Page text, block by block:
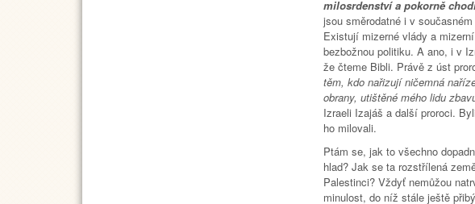
milosrdenství a pokorně
jsou směrodatné i v
Existují mizerné vlády a
bezbožnou politiku. A ano, i v
že čteme Bibli. Právě z úst
těm, kdo nařizují ničemná
obrany, utištěné mého lidu
Izraeli Izajáš a další proroci.
ho milovali.
Ptám se, jak to všechno
hlad? Jak se ta rozstřílená
Palestinci? Vždyť nemůžou
minulost, do níž stále ještě